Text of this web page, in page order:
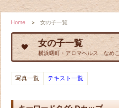
Home 女の子一覧
女の子一覧
横浜曙町・アロマヘルス なめ
写真一覧 テキスト一覧